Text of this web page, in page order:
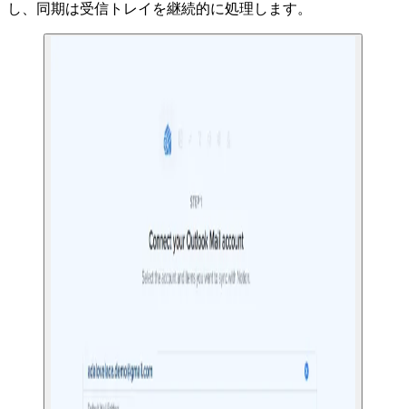
し、同期は受信トレイを継続的に処理します。